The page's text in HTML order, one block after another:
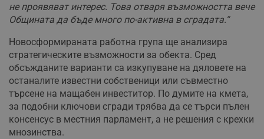
не проявяват интерес. Това отваря възможността вече
Общината да бъде много по-активна в сградата.“
Новосформираната работна група ще анализира
стратегическите възможности за обекта. Сред
обсъжданите варианти са изкупуване на дяловете на
останалите известни собственици или съвместно
търсене на мащабен инвеститор. По думите на кмета,
за подобни ключови сгради трябва да се търси пълен
консенсус в местния парламент, а не решения с крехки
мнозинства.